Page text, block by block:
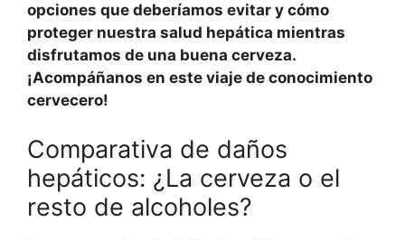
opciones que deberíamos evitar y cómo
proteger nuestra salud hepática mientras
disfrutamos de una buena cerveza.
¡Acompáñanos en este viaje de conocimiento
cervecero!
Comparativa de daños
hepáticos: ¿La cerveza o el
resto de alcoholes?